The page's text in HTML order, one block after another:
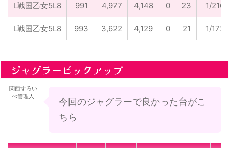
L戦国乙女5L8 991 4,977 4,148 0 23 1/216
L戦国乙女5L8 993 3,622 4,129 0 21 1/172
ジャグラーピックアップ
関西すろい
べ管理人
今回のジャグラーで良かった台がこ
ちら